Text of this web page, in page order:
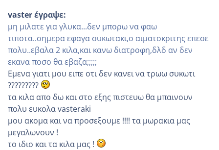
vaster έγραψε:
μη μιλατε για γλυκα...δεν μπορω να φαω
τιποτα..σημερα εφαγα συκωτακι,ο αιματοκριτης επεσε
πολυ..εβαλα 2 κιλα,και κανω διατροφη,δλδ αν δεν
εκανα ποσο θα εβαζα;;;;;
Εμενα γιατι μου ειπε οτι δεν κανει να τρωω συκωτι
?????????
τα κιλα απο δω και στο εξης πιστευω θα μπαινουν
πολυ ευκολα vasteraki
μου ακομα και να προσεξουμε !!!! τα μωρακια μας
μεγαλωνουν !
το ιδιο και τα κιλα μας !